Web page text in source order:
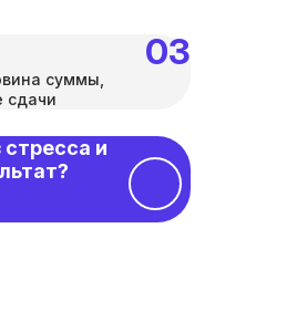
суммы,
сдачи
стресса и